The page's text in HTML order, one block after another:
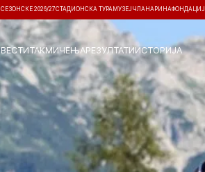
СЕЗОНСКЕ 2026/27СТАДИОНСКА ТУРА МУЗЕЈ ЧЛАНАРИНА
ВЕСТИТАКМИЧЕЊАРЕЗУЛТАТИИСТОРИЈА